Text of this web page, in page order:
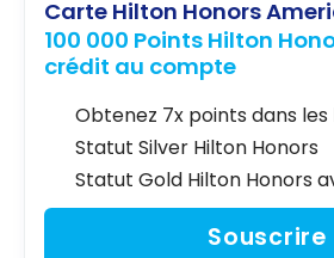
Carte Hilton Honors
100 000 Points Hilton
crédit au compte
Obtenez 7x points dans
Statut Silver Hilton Honors
Statut Gold Hilton Honors
Souscrire